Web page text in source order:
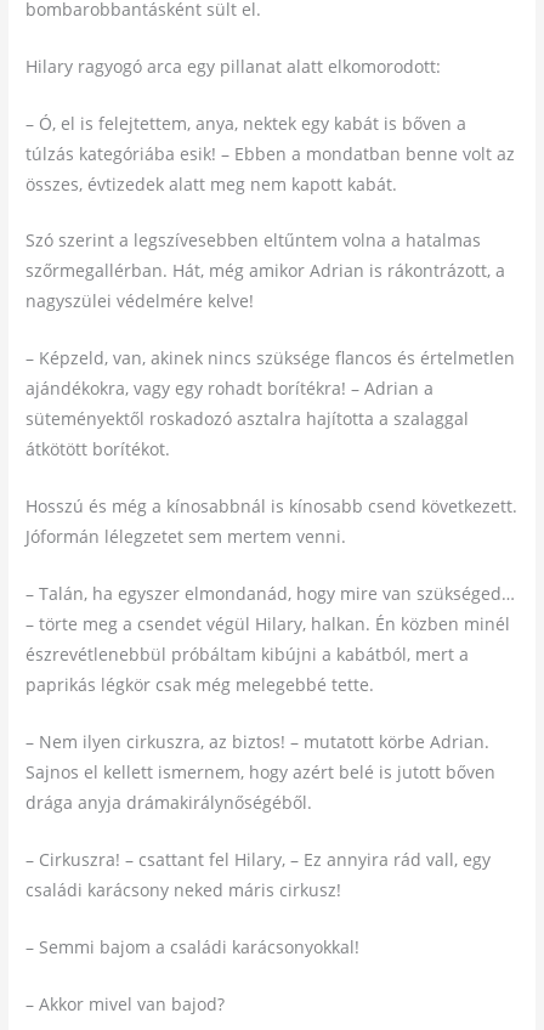
bombarobbantásként sült el.
Hilary ragyogó arca egy pillanat alatt elkomorodott:
– Ó, el is felejtettem, anya, nektek egy kabát is bőven a
túlzás kategóriába esik! – Ebben a mondatban benne volt az
összes, évtizedek alatt meg nem kapott kabát.
Szó szerint a legszívesebben eltűntem volna a hatalmas
szőrmegallérban. Hát, még amikor Adrian is rákontrázott, a
nagyszülei védelmére kelve!
– Képzeld, van, akinek nincs szüksége flancos és értelmetlen
ajándékokra, vagy egy rohadt borítékra! – Adrian a
süteményektől roskadozó asztalra hajította a szalaggal
átkötött borítékot.
Hosszú és még a kínosabbnál is kínosabb csend következett.
Jóformán lélegzetet sem mertem venni.
– Talán, ha egyszer elmondanád, hogy mire van szükséged…
– törte meg a csendet végül Hilary, halkan. Én közben minél
észrevétlenebbül próbáltam kibújni a kabátból, mert a
paprikás légkör csak még melegebbé tette.
– Nem ilyen cirkuszra, az biztos! – mutatott körbe Adrian.
Sajnos el kellett ismernem, hogy azért belé is jutott bőven
drága anyja drámakirálynőségéből.
– Cirkuszra! – csattant fel Hilary, – Ez annyira rád vall, egy
családi karácsony neked máris cirkusz!
– Semmi bajom a családi karácsonyokkal!
– Akkor mivel van bajod?